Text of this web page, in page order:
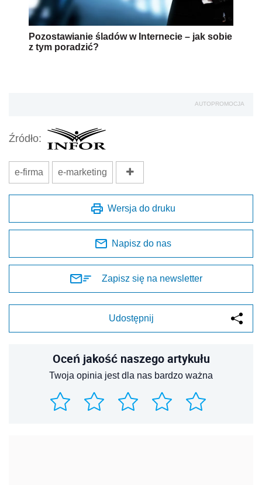
Pozostawianie śladów w Internecie – jak sobie
z tym poradzić?
AUTOPROMOCJA
Źródło:
e-firma e-marketing
Wersja do druku
Napisz do nas
Zapisz się na newsletter
Udostępnij
Oceń jakość naszego artykułu
Twoja opinia jest dla nas bardzo ważna